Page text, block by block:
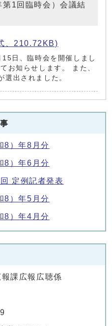
1回臨時会）会議結
、210.72KB)
日、臨時会を開催しまし
お知らせします。 また、
選出されました。
）年8月分
）年6月分
定例記者発表
）年5月分
）年4月分
課広報広聴係